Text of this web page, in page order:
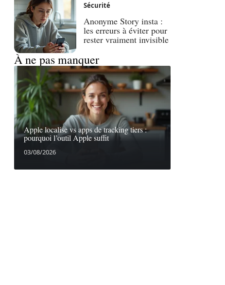
Sécurité
Anonyme Story insta :
les erreurs à éviter pour
rester vraiment invisible
À ne pas manquer
Apple localise vs apps de tracking tiers :
pourquoi l’outil Apple suffit
03/08/2026